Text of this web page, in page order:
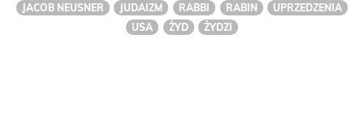
JACOB NEUSNER
JUDAIZM RABBI RABIN
UPRZEDZENIA
USA
ŻYD ŻYDZI